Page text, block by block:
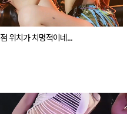
점 위치가 치명적이네...